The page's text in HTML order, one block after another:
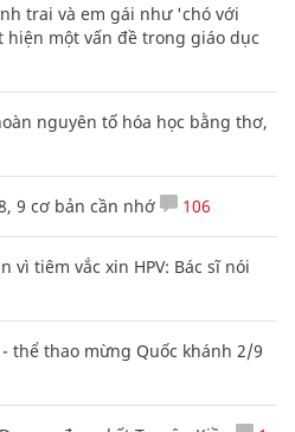
trai và em gái như 'chó với
một vấn đề trong giáo dục
nguyên tố hóa học bằng thơ,
9 cơ bản cần nhớ 106
vì tiêm vắc xin HPV: Bác sĩ nói
thể thao mừng Quốc khánh 2/9